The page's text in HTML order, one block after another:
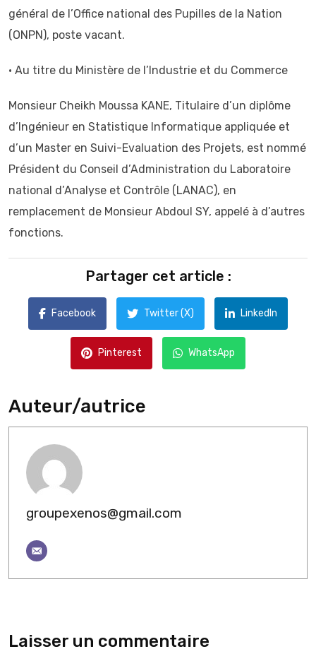
général de l’Office national des Pupilles de la Nation
(ONPN), poste vacant.
• Au titre du Ministère de l’Industrie et du Commerce
Monsieur Cheikh Moussa KANE, Titulaire d’un diplôme
d’Ingénieur en Statistique Informatique appliquée et
d’un Master en Suivi-Evaluation des Projets, est nommé
Président du Conseil d’Administration du Laboratoire
national d’Analyse et Contrôle (LANAC), en
remplacement de Monsieur Abdoul SY, appelé à d’autres
fonctions.
Partager cet article :
Facebook Twitter (X) LinkedIn
Pinterest WhatsApp
Auteur/autrice
groupexenos@gmail.com
Laisser un commentaire